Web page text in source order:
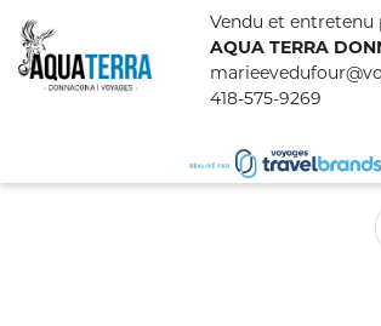
Vendu et entretenu
AQUA TERRA
418-575-9269